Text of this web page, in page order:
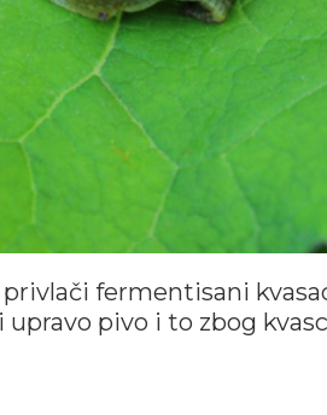
privlači fermentisani
pivo i to zbog